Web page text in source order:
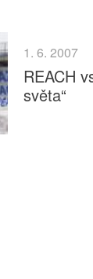
1. 6. 2007
REACH
světa“